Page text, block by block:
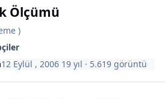
Ölçümü
)
12 Eylül , 2006 19 yıl · 5.619 görüntü